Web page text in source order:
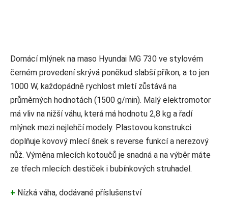
Domácí mlýnek na maso Hyundai MG 730 ve stylovém
černém provedení skrývá poněkud slabší příkon, a to jen
1000 W, každopádně rychlost mletí zůstává na
průměrných hodnotách (1500 g/min). Malý elektromotor
má vliv na nižší váhu, která má hodnotu 2,8 kg a řadí
mlýnek mezi nejlehčí modely. Plastovou konstrukci
doplňuje kovový mlecí šnek s reverse funkcí a nerezový
nůž. Výměna mlecích kotoučů je snadná a na výběr máte
ze třech mlecích destiček i bubínkových struhadel.
+ Nízká váha, dodávané příslušenství